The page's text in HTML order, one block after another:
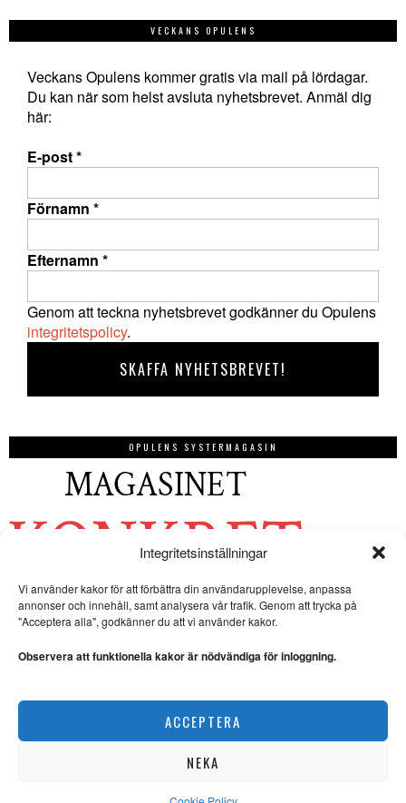
Integritetsinställningar
Vi använder kakor för att förbättra din användarupplevelse, anpassa
annonser och innehåll, samt analysera vår trafik. Genom att trycka på
"Acceptera alla", godkänner du att vi använder kakor.
Observera att funktionella kakor är nödvändiga för inloggning.
ACCEPTERA
NEKA
VECKANS OPULENS
Veckans Opulens kommer gratis via mail på lördagar.
Du kan när som helst avsluta nyhetsbrevet. Anmäl dig
här:
E-post*
Förnamn *
Efternamn *
Genom att teckna nyhetsbrevet godkänner du Opulens
integritetspolicy.
OPULENS SYSTERMAGASIN